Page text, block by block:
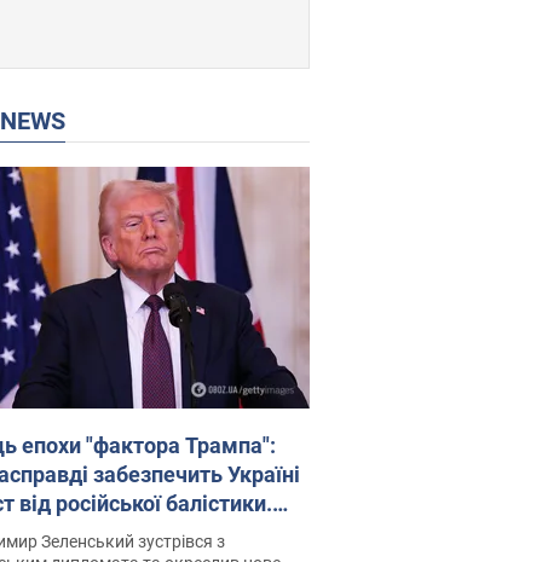
NEWS
епохи "фактора Трампа":
забезпечить Україні
від російської балістики.
з Безсмертним
Зеленський зустрівся з